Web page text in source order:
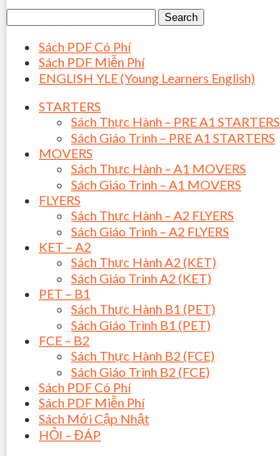
Sách PDF Có Phí
Sách PDF Miễn Phí
ENGLISH YLE (Young Learners English)
STARTERS
Sách Thực Hành – PRE A1 STARTERS
Sách Giáo Trình – PRE A1 STARTERS
MOVERS
Sách Thực Hành – A1 MOVERS
Sách Giáo Trình – A1 MOVERS
FLYERS
Sách Thực Hành – A2 FLYERS
Sách Giáo Trình – A2 FLYERS
KET – A2
Sách Thực Hành A2 (KET)
Sách Giáo Trình A2 (KET)
PET – B1
Sách Thực Hành B1 (PET)
Sách Giáo Trình B1 (PET)
FCE – B2
Sách Thực Hành B2 (FCE)
Sách Giáo Trình B2 (FCE)
Sách PDF Có Phí
Sách PDF Miễn Phí
Sách Mới Cập Nhật
HỎI – ĐÁP